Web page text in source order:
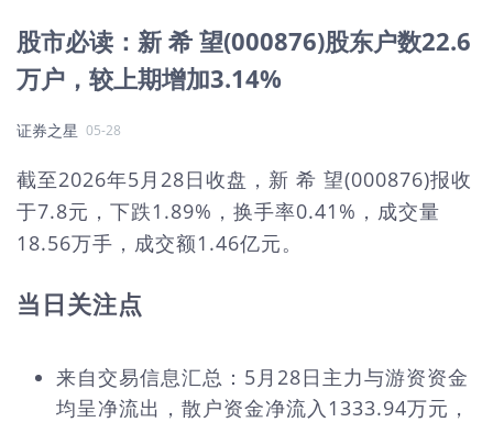
股市必读：新 希 望(000876)股东户数22.6
万户，较上期增加3.14%
证券之星 05-28
截至2026年5月28日收盘，新 希 望(000876)报收
于7.8元，下跌1.89%，换手率0.41%，成交量
18.56万手，成交额1.46亿元。
当日关注点
来自交易信息汇总：5月28日主力与游资资金
均呈净流出，散户资金净流入1333.94万元，